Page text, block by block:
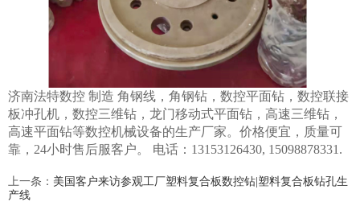
济南法特数控 制造 角钢线，角钢钻，数控平面钻，数控联接
板冲孔机，数控三维钻，龙门移动式平面钻，高速三维钻，
高速平面钻等数控机械设备的生产厂家。价格便宜，质量可
靠，24小时售后服客户。 电话：13153126430, 15098878331.
上一条 ： 美国客户来访参观工厂塑料复合板数控钻|塑料复合板钻孔生
产线